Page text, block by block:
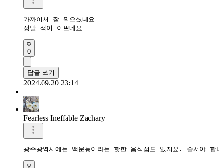
가까이서 잘 찍으셨네요.
정말 색이 이쁘네요
0
답글 쓰기
2024.09.20 23:14
Fearless Ineffable Zachary
광주광역시에는 맥문동이라는 핫한 음식점도 있지요. 줄서야 합